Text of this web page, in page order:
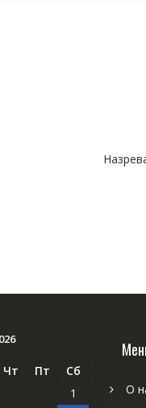
Чт Пт
Сб
1
О